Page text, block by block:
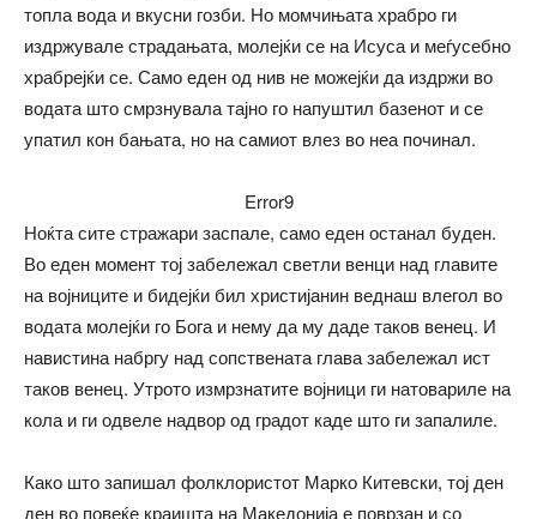
топла вода и вкусни гозби. Но момчињата храбро ги
издржувале страдањата, молејќи се на Исуса и меѓусебно
храбрејќи се. Само еден од нив не можејќи да издржи во
водата што смрзнувала тајно го напуштил базенот и се
упатил кон бањата, но на самиот влез во неа починал.
Error9
Ноќта сите стражари заспале, само еден останал буден.
Во еден момент тој забележал светли венци над главите
на војниците и бидејќи бил христијанин веднаш влегол во
водата молејќи го Бога и нему да му даде таков венец. И
навистина набргу над сопствената глава забележал ист
таков венец. Утрото измрзнатите војници ги натовариле на
кола и ги одвеле надвор од градот каде што ги запалиле.
Како што запишал фолклористот Марко Китевски, тој ден
ден во повеќе краишта на Македонија е поврзан и со